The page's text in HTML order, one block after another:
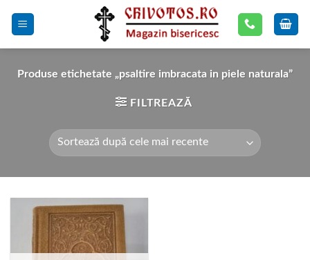
Produse etichetate „psaltire imbracata in piele naturala”
FILTREAZĂ